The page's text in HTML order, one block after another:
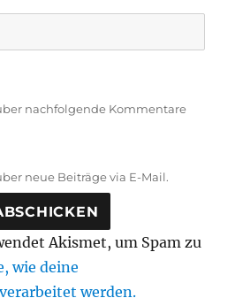
nachfolgende Kommentare
neue Beiträge via E-Mail.
Akismet, um Spam zu
wie deine
werden.